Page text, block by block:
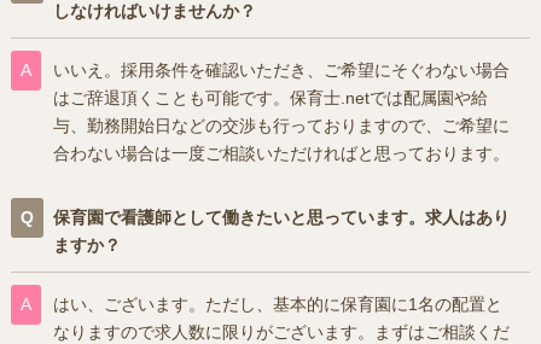
しなければいけませんか？
いいえ。採用条件を確認いただき、ご希望にそぐわない場合
はご辞退頂くことも可能です。保育士.netでは配属園や給
与、勤務開始日などの交渉も行っておりますので、ご希望に
合わない場合は一度ご相談いただければと思っております。
保育園で看護師として働きたいと思っています。求人はあり
ますか？
はい、ございます。ただし、基本的に保育園に1名の配置と
なりますので求人数に限りがございます。まずはご相談くだ